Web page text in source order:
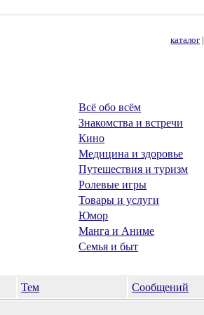
каталог
Всё обо всём
Знакомства и встречи
Кино
Медицина и здоровье
Путешествия и туризм
Ролевые игры
Товары и услуги
Юмор
Манга и Аниме
Семья и быт
Тем Сообщений